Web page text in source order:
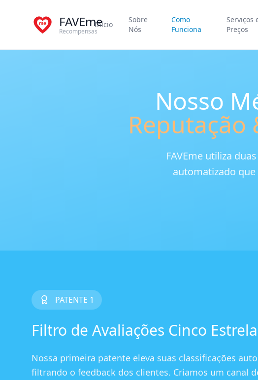
FAVEme
Recompensas
Início
Sobre
Nós
Como
Funciona
Serviços
Preços
Nosso
Reputação
FAVEme utiliza
automatizado
PATENTE 1
Filtro de Avaliações Cinco
Nossa primeira patente eleva suas classificações
filtrando o feedback dos clientes. Criamos um canal